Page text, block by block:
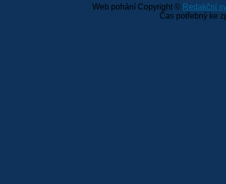
Web pohání Copyright © Redakční
Čas potřebný ke